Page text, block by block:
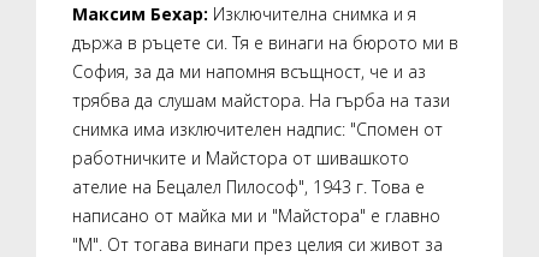
Максим Бехар: Изключителна снимка и я
държа в ръцете си. Тя е винаги на бюрото ми в
София, за да ми напомня всъщност, че и аз
трябва да слушам майстора. На гърба на тази
снимка има изключителен надпис: "Спомен от
работничките и Майстора от шивашкото
ателие на Бецалел Пилософ", 1943 г. Това е
написано от майка ми и "Майстора" е главно
"М". От тогава винаги през целия си живот за